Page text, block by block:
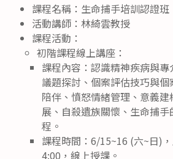
課程名稱：生命捕手培訓認證班
活動講師：林綺雲教授
課程活動：
初階課程線上講座：
課程內容：認識精神疾病與
議題探討、個案評估技巧與
陪伴、憤怒情緒管理、意義
展、自殺遺族關懷、生命捕
程。
課程時間：6/15~16 (六~日)
4:00，線上授課。